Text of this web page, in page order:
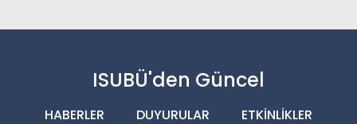
ISUBÜ'den Güncel
HABERLER DUYURULAR ETKİNLİKLER